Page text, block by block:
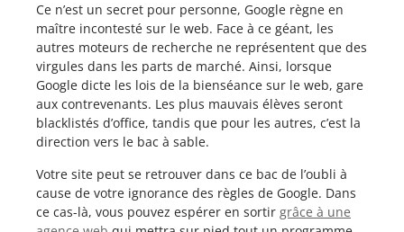
Ce n’est un secret pour personne, Google règne en
maître incontesté sur le web. Face à ce géant, les
autres moteurs de recherche ne représentent que des
virgules dans les parts de marché. Ainsi, lorsque
Google dicte les lois de la bienséance sur le web, gare
aux contrevenants. Les plus mauvais élèves seront
blacklistés d’office, tandis que pour les autres, c’est la
direction vers le bac à sable.
Votre site peut se retrouver dans ce bac de l’oubli à
cause de votre ignorance des règles de Google. Dans
ce cas-là, vous pouvez espérer en sortir grâce à une